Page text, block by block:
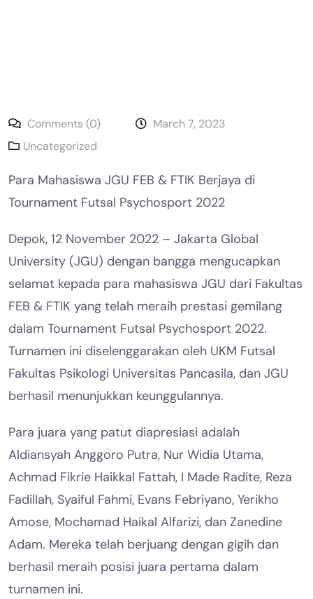
Comments (0)
March 7, 2023
Uncategorized
Para Mahasiswa JGU FEB & FTIK Berjaya di
Tournament Futsal Psychosport 2022
Depok, 12 November 2022 – Jakarta Global
University (JGU) dengan bangga mengucapkan
selamat kepada para mahasiswa JGU dari Fakultas
FEB & FTIK yang telah meraih prestasi gemilang
dalam Tournament Futsal Psychosport 2022.
Turnamen ini diselenggarakan oleh UKM Futsal
Fakultas Psikologi Universitas Pancasila, dan JGU
berhasil menunjukkan keunggulannya.
Para juara yang patut diapresiasi adalah
Aldiansyah Anggoro Putra, Nur Widia Utama,
Achmad Fikrie Haikkal Fattah, I Made Radite, Reza
Fadillah, Syaiful Fahmi, Evans Febriyano, Yerikho
Amose, Mochamad Haikal Alfarizi, dan Zanedine
Adam. Mereka telah berjuang dengan gigih dan
berhasil meraih posisi juara pertama dalam
turnamen ini.